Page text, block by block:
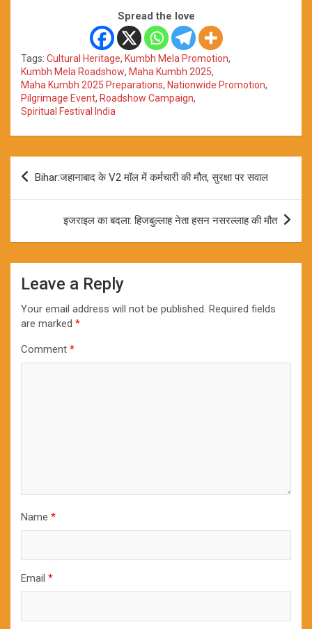
Spread the love
Tags: Cultural Heritage, Kumbh Mela Promotion,
Kumbh Mela Roadshow, Maha Kumbh 2025,
Maha Kumbh 2025 Preparations, Nationwide Promotion,
Pilgrimage Event, Roadshow Campaign,
Spiritual Festival India
Post
navigation
Bihar:जहानाबाद के V2 मॉल में कर्मचारी की मौत, सुरक्षा पर सवाल
इजराइल का बदला: हिजबुल्लाह नेता हसन नसरल्लाह की मौत
Leave a Reply
Your email address will not be published. Required fields
are marked *
Comment *
Name *
Email *